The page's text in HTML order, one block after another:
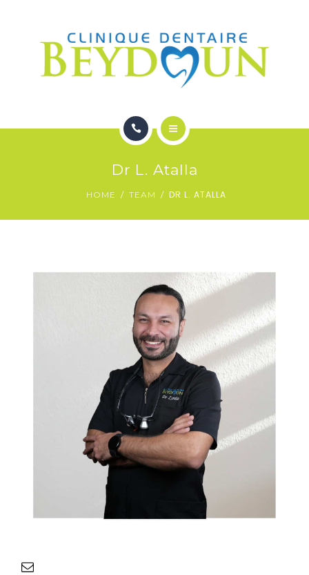
DENTUROLOGIE
Dr L. Atalla
HOME TEAM DR L. ATALLA